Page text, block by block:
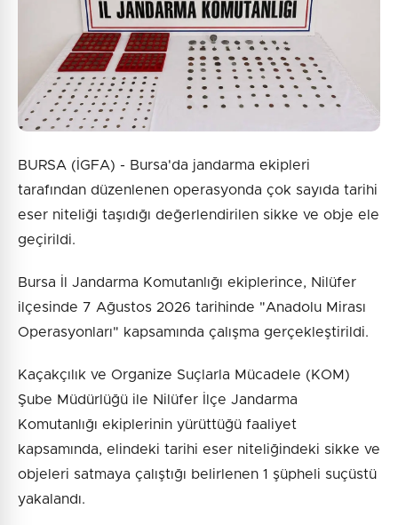
BURSA (İGFA) - Bursa'da jandarma ekipleri
tarafından düzenlenen operasyonda çok sayıda tarihi
eser niteliği taşıdığı değerlendirilen sikke ve obje ele
geçirildi.
Bursa İl Jandarma Komutanlığı ekiplerince, Nilüfer
ilçesinde 7 Ağustos 2026 tarihinde "Anadolu Mirası
Operasyonları" kapsamında çalışma gerçekleştirildi.
Kaçakçılık ve Organize Suçlarla Mücadele (KOM)
Şube Müdürlüğü ile Nilüfer İlçe Jandarma
Komutanlığı ekiplerinin yürüttüğü faaliyet
kapsamında, elindeki tarihi eser niteliğindeki sikke ve
objeleri satmaya çalıştığı belirlenen 1 şüpheli suçüstü
yakalandı.